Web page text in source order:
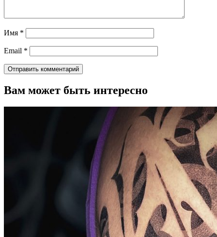
Имя *
Email *
Вам может быть интересно